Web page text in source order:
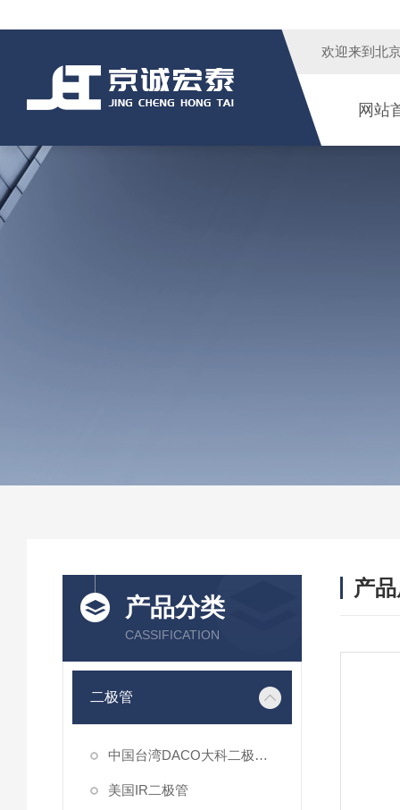
欢迎来到 北
网站
产品分类
CASSIFICATION
二极管
中国台湾DACO大科二极管模块
美国IR二极管
产